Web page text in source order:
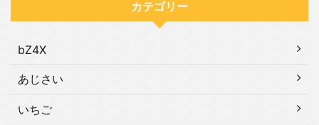
カテゴリー
bZ4X
あじさい
いちご